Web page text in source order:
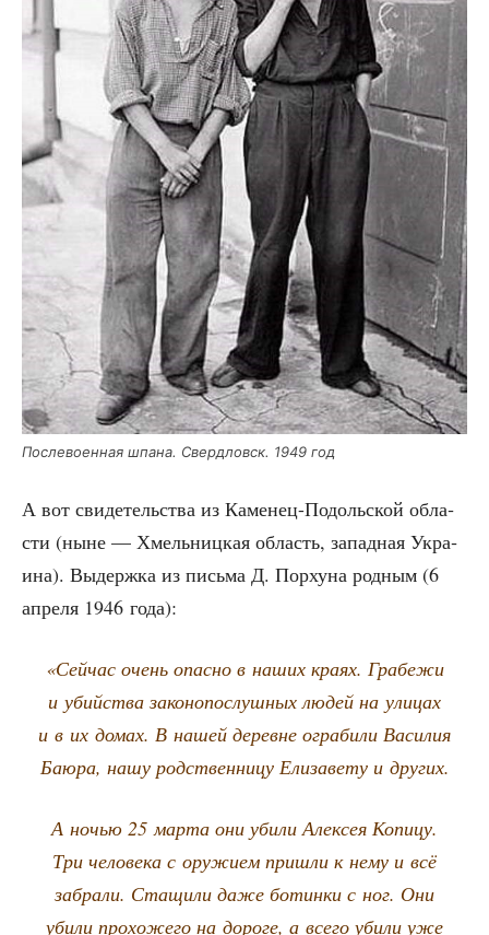
После­во­ен­ная шпа­на. Сверд­ловск. 1949 год
А вот сви­де­тель­ства из Каме­нец-Подоль­ской обла­
сти (ныне — Хмель­ниц­кая область, запад­ная Укра­
и­на). Выдерж­ка из пись­ма Д. Пор­ху­на род­ным (6
апре­ля 1946 года):
«Сей­час очень опас­но в наших кра­ях. Гра­бе­жи
и убий­ства зако­но­по­слуш­ных людей на ули­цах
и в их домах. В нашей деревне огра­би­ли Васи­лия
Баю­ра, нашу род­ствен­ни­цу Ели­за­ве­ту и других.
А ночью 25 мар­та они уби­ли Алек­сея Копи­цу.
Три чело­ве­ка с ору­жи­ем при­шли к нему и всё
забра­ли. Ста­щи­ли даже ботин­ки с ног. Они
уби­ли про­хо­же­го на доро­ге, а все­го уби­ли уже